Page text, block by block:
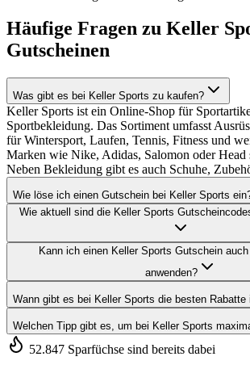
Häufige Fragen zu Keller
Gutscheinen
Was gibt es bei Keller Sports zu kaufen?
Keller Sports ist ein Online-Shop für
Sportbekleidung. Das Sortiment umfasst
für Wintersport, Laufen, Tennis, Fitness und
Marken wie Nike, Adidas, Salomon oder Head
Neben Bekleidung gibt es auch Schuhe,
Wie löse ich einen Gutschein bei Keller Sports
Wie aktuell sind die Keller Sports
Kann ich einen Keller Sports Gutschein
anwenden?
Wann gibt es bei Keller Sports die besten Rabatte
Welchen Tipp gibt es, um bei Keller Sports
52.847 Sparfüchse sind bereits dabei